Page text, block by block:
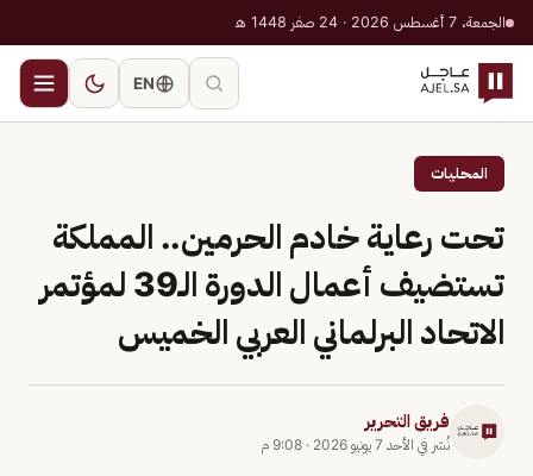
الجمعة، 7 أغسطس 2026 · 24 صفر 1448 هـ
EN
المحليات
تحت رعاية خادم الحرمين.. المملكة
تستضيف أعمال الدورة الـ39 لمؤتمر
الاتحاد البرلماني العربي الخميس
فريق التحرير
نُشر في الأحد 7 يونيو 2026 · 9:08 م